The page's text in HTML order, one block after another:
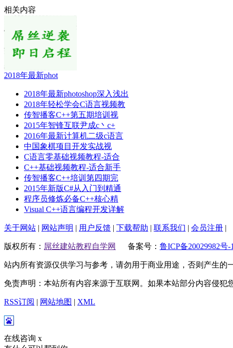
相关内容
2018年最新phot
2018年最新photoshop深入浅出
2018年轻松学会C语言视频教
传智播客C++第五期培训视
2015年智锋互联尹成c丶c+
2016年最新计算机二级c语言
中国象棋项目开发实战视
C语言零基础视频教程-适合
C++基础视频教程-适合新手
传智播客C++培训第四期完
2015年新版C#从入门到精通
程序员修炼必备C++核心精
Visual C++语言编程开发详解
关于网站 | 网站声明 | 用户反馈 | 下载帮助 | 联系我们 | 会员注册 |
版权所有： 屌丝建站教程自学网 备案号： 鲁ICP备20029982号-1
站内所有资源仅供学习与参考，请勿用于商业用途，否则产生的
免责声明：本站所有内容来源于互联网。如果本站部分内容侵犯
RSS订阅 | 网站地图 | XML
在线咨询 x